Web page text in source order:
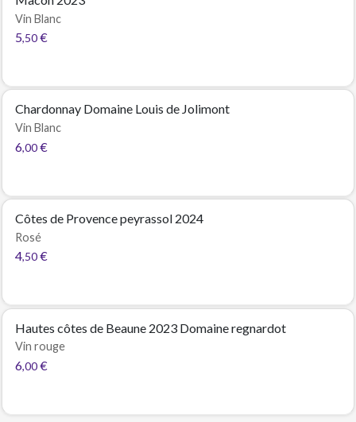
Vin Blanc
5,50 €
Chardonnay Domaine Louis de Jolimont
Vin Blanc
6,00 €
Côtes de Provence peyrassol 2024
Rosé
4,50 €
Hautes côtes de Beaune 2023 Domaine regnardot
Vin rouge
6,00 €